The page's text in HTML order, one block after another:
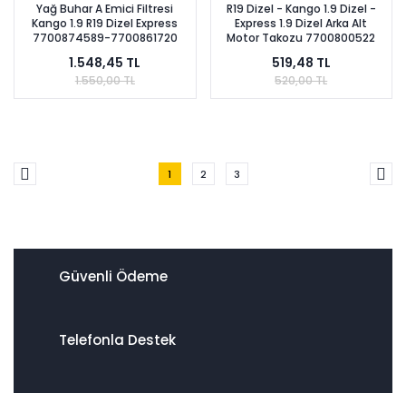
Yağ Buhar A Emici Filtresi
Kango 1.9 R19 Dizel Express
7700874589-7700861720
1.548,45 TL
1.550,00 TL
R19 Dizel - Kango 1.9 Dizel -
Express 1.9 Dizel Arka Alt
Motor Takozu 7700800522
519,48 TL
520,00 TL
1 2 3
Güvenli Ödeme
Telefonla Destek